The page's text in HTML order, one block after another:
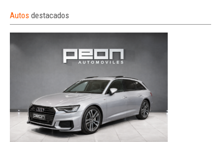
Autos destacados